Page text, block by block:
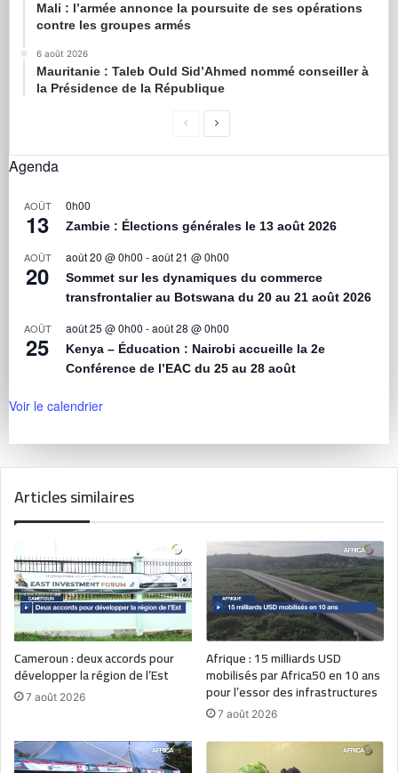
Mali : l’armée annonce la poursuite de ses opérations
contre les groupes armés
6 août 2026
Mauritanie : Taleb Ould Sid’Ahmed nommé conseiller à
la Présidence de la République
Agenda
AOÛT
13
0h00
Zambie : Élections générales le 13 août 2026
AOÛT
20
août 20 @ 0h00 -août 21 @ 0h00
Sommet sur les dynamiques du commerce
transfrontalier au Botswana du 20 au 21 août 2026
AOÛT
25
août 25 @ 0h00 -août 28 @ 0h00
Kenya – Éducation : Nairobi accueille la 2e
Conférence de l’EAC du 25 au 28 août
Voir le calendrier
Articles similaires
Cameroun : deux accords pour
développer la région de l’Est
7 août 2026
Afrique : 15 milliards USD
mobilisés par Africa50 en 10 ans
pour l’essor des infrastructures
7 août 2026